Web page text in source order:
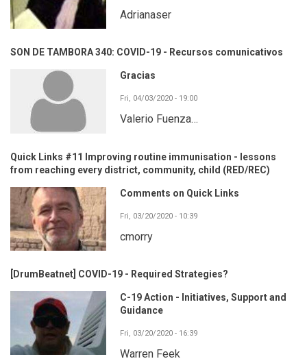
Adrianaser
SON DE TAMBORA 340: COVID-19 - Recursos comunicativos
Gracias
Fri, 04/03/2020 - 19:00
Valerio Fuenza…
Quick Links #11 Improving routine immunisation - lessons
from reaching every district, community, child (RED/REC)
Comments on Quick Links
Fri, 03/20/2020 - 10:39
cmorry
[DrumBeatnet] COVID-19 - Required Strategies?
C-19 Action - Initiatives, Support and
Guidance
Fri, 03/20/2020 - 16:39
Warren Feek